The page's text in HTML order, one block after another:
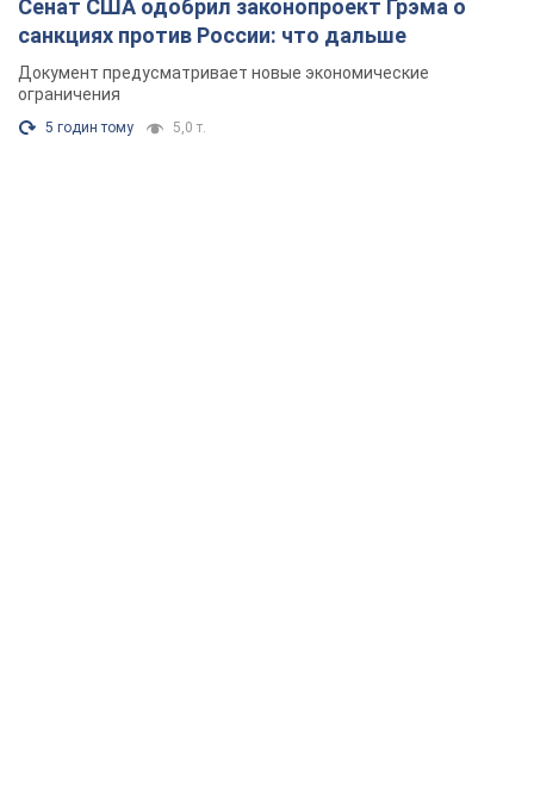
Сенат США одобрил законопроект Грэма о
санкциях против России: что дальше
Документ предусматривает новые экономические
ограничения
5 годин тому 5,0 т.